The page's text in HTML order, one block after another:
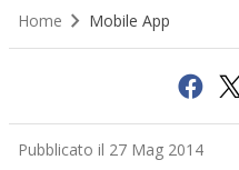
Home Mobile App
Pubblicato il 27 Mag 2014